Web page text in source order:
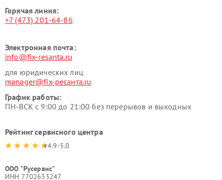
Горячая линия:
+7 (473) 201-64-86
Электронная почта:
info@fix-resanta.ru
для юридических лиц
manager@fix-ресанта.ru
График работы:
ПН-ВСК с 9:00 до 21:00 без перерывов и выходных
Рейтинг сервисного центра
4.9-5.0
ООО "Русервис"
ИНН 7702633247